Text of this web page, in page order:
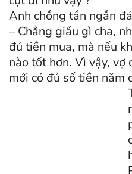
Anh chồng tần ngần
– Chẳng giấu gì cha,
đủ tiền mua, mà nếu
nào tốt hơn. Vì vậy, vợ
mới có đủ số tiền năm